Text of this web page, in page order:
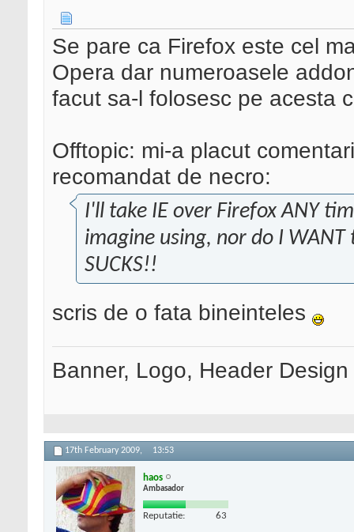
Se pare ca Firefox este cel
Opera dar numeroasele
facut sa-l folosesc pe acesta
Offtopic: mi-a placut
recomandat de necro:
I'll take IE over Firefox ANY
imagine using, nor do I
SUCKS!!
scris de o fata bineinteles
Banner, Logo, Header
17th February 2009, 13:53
haos
Ambasador
Reputatie: 63